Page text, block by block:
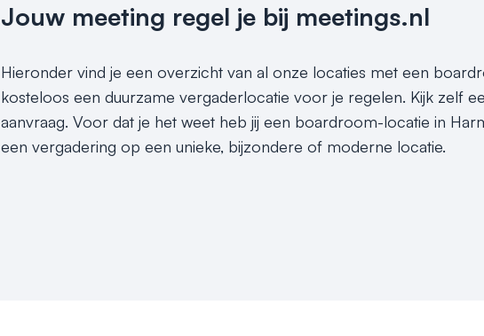
Jouw meeting regel je bij meetings.nl
Hieronder vind je een overzicht van al onze locaties met een
kosteloos een duurzame vergaderlocatie voor je regelen. Kijk zelf
aanvraag. Voor dat je het weet heb jij een boardroom-locatie in
een vergadering op een unieke, bijzondere of moderne locatie.